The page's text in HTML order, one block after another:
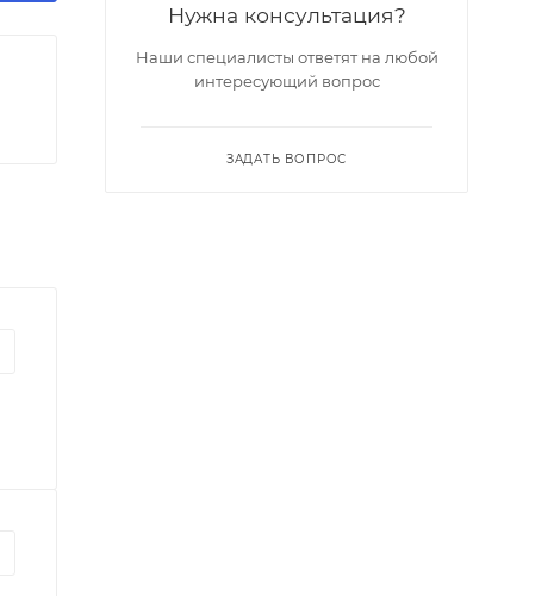
Нужна консультация?
Наши специалисты ответят на любой
интересующий вопрос
ЗАДАТЬ ВОПРОС